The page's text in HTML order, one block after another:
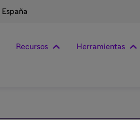
Recursos Herramientas